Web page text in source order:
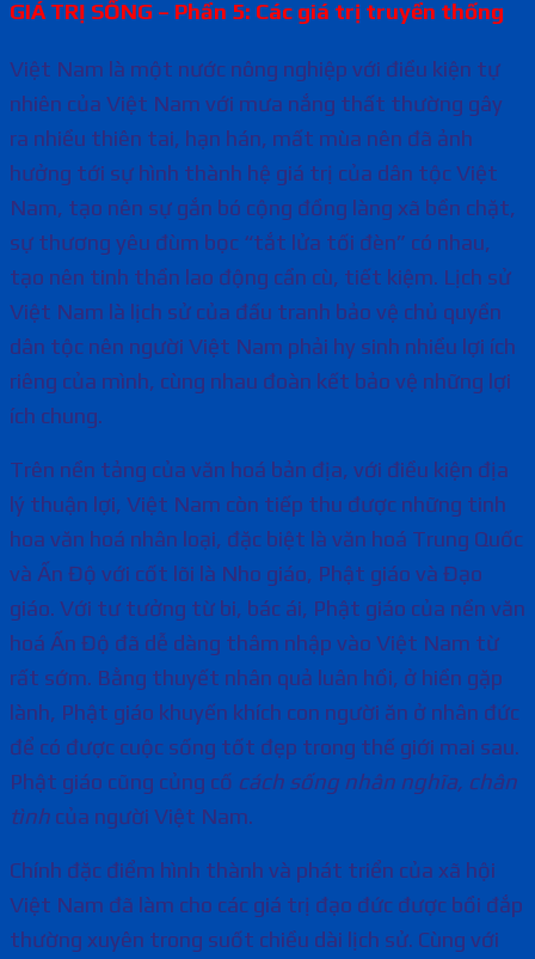
GIÁ TRỊ SỐNG – Phần 5: Các giá trị truyền thống
Việt Nam là một nước nông nghiệp với điều kiện tự
nhiên của Việt Nam với mưa nắng thất thường gây
ra nhiều thiên tai, hạn hán, mất mùa nên đã ảnh
hưởng tới sự hình thành hệ giá trị của dân tộc Việt
Nam, tạo nên sự gắn bó cộng đồng làng xã bền chặt,
sự thương yêu đùm bọc “tắt lửa tối đèn” có nhau,
tạo nên tinh thần lao động cần cù, tiết kiệm. Lịch sử
Việt Nam là lịch sử của đấu tranh bảo vệ chủ quyền
dân tộc nên người Việt Nam phải hy sinh nhiều lợi ích
riêng của mình, cùng nhau đoàn kết bảo vệ những lợi
ích chung.
Trên nền tảng của văn hoá bản địa, với điều kiện địa
lý thuận lợi, Việt Nam còn tiếp thu được những tinh
hoa văn hoá nhân loại, đặc biệt là văn hoá Trung Quốc
và Ấn Độ với cốt lõi là Nho giáo, Phật giáo và Đạo
giáo. Với tư tưởng từ bi, bác ái, Phật giáo của nền văn
hoá Ấn Độ đã dễ dàng thâm nhập vào Việt Nam từ
rất sớm. Bằng thuyết nhân quả luân hồi, ở hiền gặp
lành, Phật giáo khuyến khích con người ăn ở nhân đức
để có được cuộc sống tốt đẹp trong thế giới mai sau.
Phật giáo cũng củng cố cách sống nhân nghĩa, chân
tình của người Việt Nam.
Chính đặc điểm hình thành và phát triển của xã hội
Việt Nam đã làm cho các giá trị đạo đức được bồi đắp
thường xuyên trong suốt chiều dài lịch sử. Cùng với